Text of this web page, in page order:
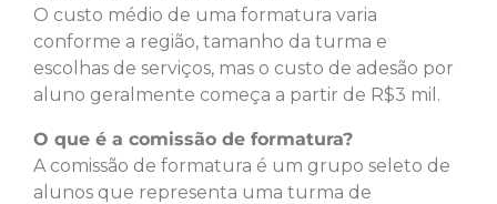
O custo médio de uma formatura varia
conforme a região, tamanho da turma e
escolhas de serviços, mas o custo de adesão por
aluno geralmente começa a partir de R$3 mil.
O que é a comissão de formatura?
A comissão de formatura é um grupo seleto de
alunos que representa uma turma de